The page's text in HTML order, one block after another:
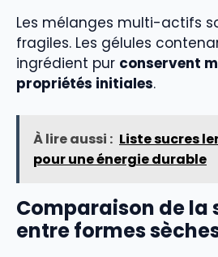
Les mélanges multi-actifs
fragiles. Les gélules
ingrédient pur conservent
propriétés initiales.
À lire aussi : Liste sucres
pour une énergie durable
Comparaison de la
entre formes